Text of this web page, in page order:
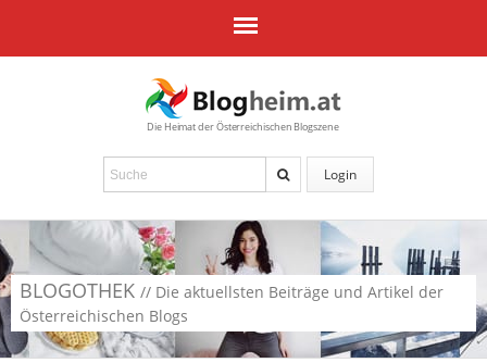
Die Heimat der Österreichischen Blogszene
Login
BLOGOTHEK // Die aktuellsten Beiträge und Artikel der
Österreichischen Blogs